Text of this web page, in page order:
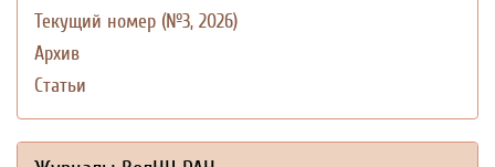
Текущий номер (№3, 2026)
Архив
Статьи